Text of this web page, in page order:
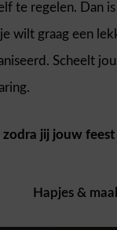
te regelen. Dan
wilt graag een
Scheelt
jij jouw
Hapjes &